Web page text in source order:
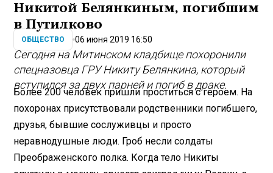
Никитой Белянкиным, погибшим
в Путилково
ОБЩЕСТВО 06 июня 2019 16:50
Сегодня на Митинском кладбище похоронили
спецназовца ГРУ Никиту Белянкина, который
вступился за двух парней и погиб в драке.
Более 200 человек пришли проститься с героем. На
похоронах присутствовали родственники погибшего,
друзья, бывшие сослуживцы и просто
неравнодушные люди. Гроб несли солдаты
Преображенского полка. Когда тело Никиты